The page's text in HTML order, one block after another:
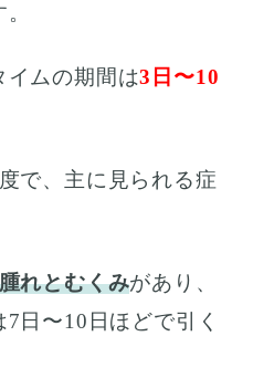
イムの期間は3日〜10
で、主に見られる症
れとむくみがあり、
日〜10日ほどで引く